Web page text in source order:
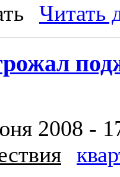
Читать
2008 -